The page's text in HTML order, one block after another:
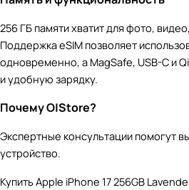
256 ГБ памяти хватит для фото,
Поддержка eSIM позволяет
одновременно, а MagSafe, USB-C и
и удобную зарядку.
Почему O|Store?
Экспертные консультации помогут
устройство.
Купить Apple iPhone 17 256GB